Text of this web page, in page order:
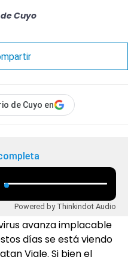
Cuyo
de Cuyo en
Powered by Thinkindot Audio
avanza implacable
días se está viendo
Viale. Si bien el